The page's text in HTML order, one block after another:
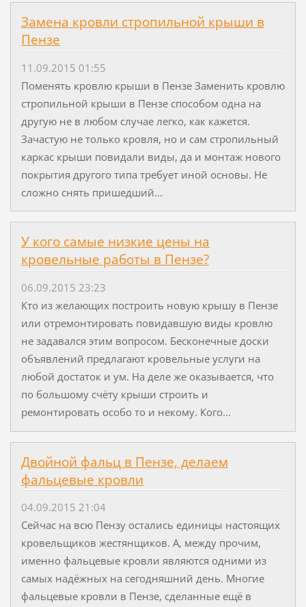
Замена кровли стропильной крыши в
Пензе
11.09.2015 01:55
Поменять кровлю крыши в Пензе Заменить кровлю
стропильной крыши в Пензе способом одна на
другую не в любом случае легко, как кажется.
Зачастую не только кровля, но и сам стропильный
каркас крыши повидали виды, да и монтаж нового
покрытия другого типа требует иной основы. Не
сложно снять пришедший...
У кого самые низкие цены на
кровельные работы в Пензе?
06.09.2015 23:23
Кто из желающих построить новую крышу в Пензе
или отремонтировать повидавшую виды кровлю
не задавался этим вопросом. Бесконечные доски
объявлений предлагают кровельные услуги на
любой достаток и ум. На деле же оказывается, что
по большому счёту крыши строить и
ремонтировать особо то и некому. Кого...
Двойной фальц в Пензе, делаем
фальцевые кровли
04.09.2015 21:04
Сейчас на всю Пензу остались единицы настоящих
кровельщиков жестянщиков. А, между прочим,
именно фальцевые кровли являются одними из
самых надёжных на сегодняшний день. Многие
фальцевые кровли в Пензе, сделанные ещё в